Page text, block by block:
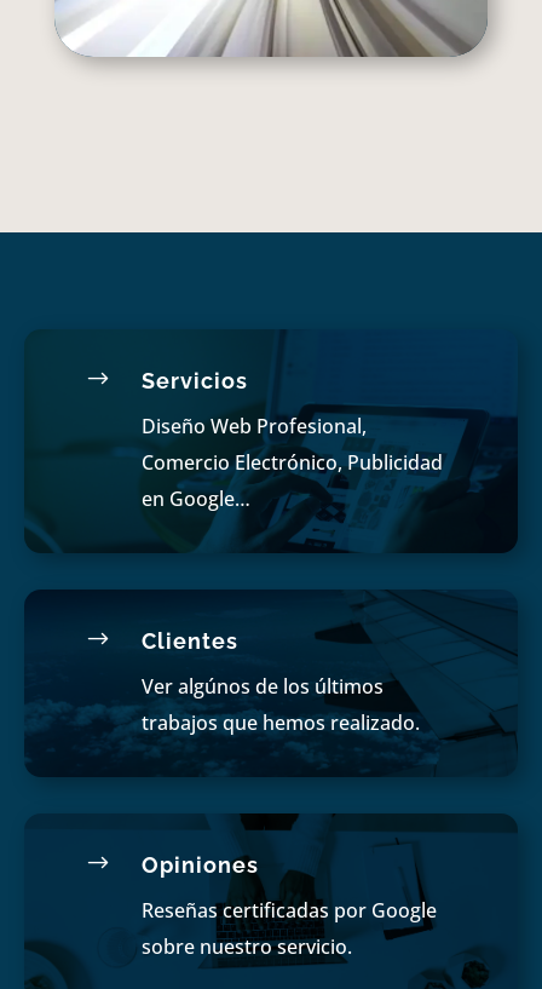
$ Servicios
Diseño Web Profesional,
Comercio Electrónico, Publicidad
en Google…
$ Clientes
Ver algúnos de los últimos
trabajos que hemos realizado.
$ Opiniones
Reseñas certificadas por Google
sobre nuestro servicio.